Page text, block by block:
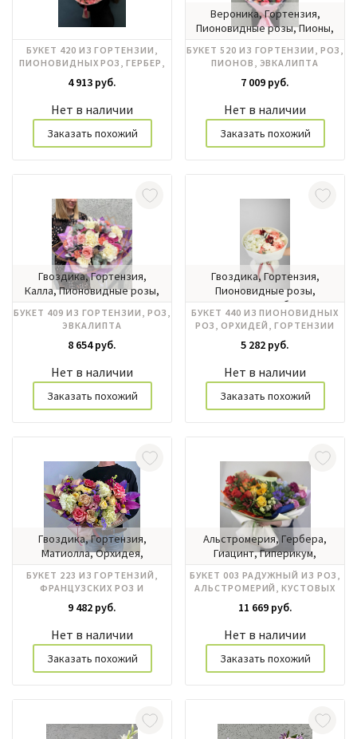
БУКЕТ 420 ИЗ ГОРТЕНЗИИ,
ПИОНОВИДНЫХ РОЗ, ГЕРБЕР,
ПРОТЕИ
4 913 руб.
Нет в наличии
Заказать похожий
Вероника, Гортензия,
Пионовидные розы, Пионы,
БУКЕТ 520 ИЗ ГОРТЕНЗИИ, РОЗ,
ПИОНОВ, ЭВКАЛИПТА
7 009 руб.
Нет в наличии
Заказать похожий
Гвоздика, Гортензия,
Калла, Пионовидные розы,
эквадор, Эвкалипт
БУКЕТ 409 ИЗ ГОРТЕНЗИИ, РОЗ,
ЭВКАЛИПТА
8 654 руб.
Нет в наличии
Заказать похожий
Гвоздика, Гортензия,
Пионовидные розы,
Тюльпаны, Цимбидиум
БУКЕТ 440 ИЗ ПИОНОВИДНЫХ
РОЗ, ОРХИДЕЙ, ГОРТЕНЗИИ
5 282 руб.
Нет в наличии
Заказать похожий
Гвоздика, Гортензия,
Матиолла, Орхидея,
Пионовидные розы, Розы
эквадор, Эустома
БУКЕТ 223 ИЗ ГОРТЕНЗИЙ,
ФРАНЦУЗСКИХ РОЗ И
ПИОНОВИДНЫХ РОЗ
9 482 руб.
Нет в наличии
Заказать похожий
Альстромерия, Гербера,
Гиацинт, Гиперикум,
Гортензия, Ирисы, Роза
кустовая, Розы
российские, Хризантема
БУКЕТ 003 РАДУЖНЫЙ ИЗ РОЗ,
АЛЬСТРОМЕРИЙ, КУСТОВЫХ
РОЗ, ГЕРБЕР
11 669 руб.
Нет в наличии
Заказать похожий